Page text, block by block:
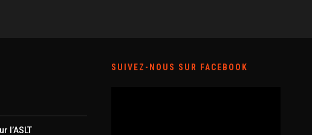
l’ASLT
SUIVEZ-NOUS SUR FACEBOOK